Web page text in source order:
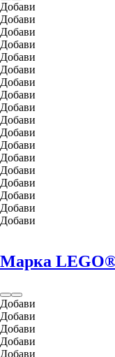
Добави
Добави
Добави
Добави
Добави
Добави
Добави
Добави
Добави
Добави
Добави
Добави
Добави
Добави
Добави
Добави
Добави
Добави
Марка
Добави
Добави
Добави
Добави
Добави